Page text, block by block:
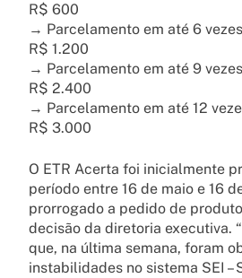
R$ 600
→ Parcelamento em até 6
R$ 1.200
→ Parcelamento em até 9
R$ 2.400
→ Parcelamento em até 12
R$ 3.000
O ETR Acerta foi inicialmente
período entre 16 de maio e 16
prorrogado a pedido de
decisão da diretoria executiva.
que, na última semana, foram
instabilidades no sistema SEI –